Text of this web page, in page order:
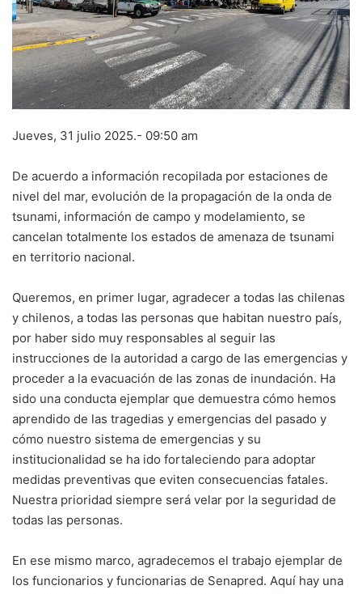
Jueves, 31 julio 2025.- 09:50 am
De acuerdo a información recopilada por estaciones de
nivel del mar, evolución de la propagación de la onda de
tsunami, información de campo y modelamiento, se
cancelan totalmente los estados de amenaza de tsunami
en territorio nacional.
Queremos, en primer lugar, agradecer a todas las chilenas
y chilenos, a todas las personas que habitan nuestro país,
por haber sido muy responsables al seguir las
instrucciones de la autoridad a cargo de las emergencias y
proceder a la evacuación de las zonas de inundación. Ha
sido una conducta ejemplar que demuestra cómo hemos
aprendido de las tragedias y emergencias del pasado y
cómo nuestro sistema de emergencias y su
institucionalidad se ha ido fortaleciendo para adoptar
medidas preventivas que eviten consecuencias fatales.
Nuestra prioridad siempre será velar por la seguridad de
todas las personas.
En ese mismo marco, agradecemos el trabajo ejemplar de
los funcionarios y funcionarias de Senapred. Aquí hay una